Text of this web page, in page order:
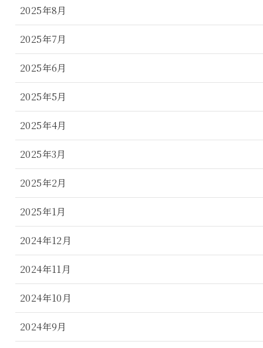
2025年8月
2025年7月
2025年6月
2025年5月
2025年4月
2025年3月
2025年2月
2025年1月
2024年12月
2024年11月
2024年10月
2024年9月